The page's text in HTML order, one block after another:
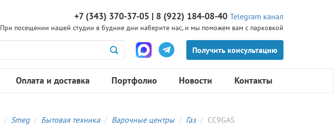
+7 (343) 370-37-05 | 8 (922) 184-08-40 Telegram канал
При посещении нашей студии в будние дни наберите нас, и мы поможем вам с парковкой
Оплата и доставка Портфолио Новости Контакты
Smeg Бытовая техника Варочные центры Газ CC9GAS